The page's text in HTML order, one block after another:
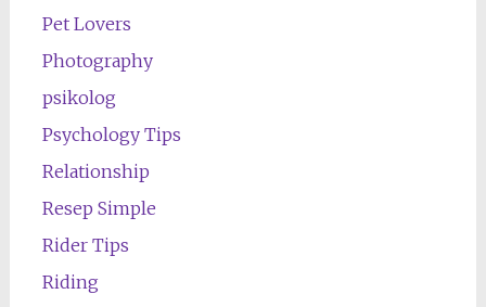
Pet Lovers
Photography
psikolog
Psychology Tips
Relationship
Resep Simple
Rider Tips
Riding